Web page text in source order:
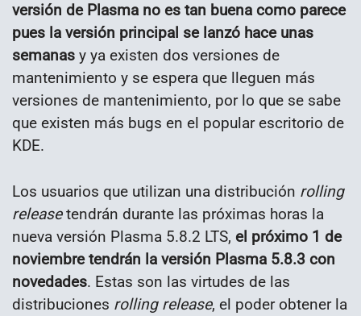
versión de Plasma no es tan buena como parece
pues la versión principal se lanzó hace unas
semanas y ya existen dos versiones de
mantenimiento y se espera que lleguen más
versiones de mantenimiento, por lo que se sabe
que existen más bugs en el popular escritorio de
KDE.
Los usuarios que utilizan una distribución rolling
releasetendrán durante las próximas horas la
nueva versión Plasma 5.8.2 LTS, el próximo 1 de
noviembre tendrán la versión Plasma 5.8.3 con
novedades. Estas son las virtudes de las
distribuciones rolling release, el poder obtener la